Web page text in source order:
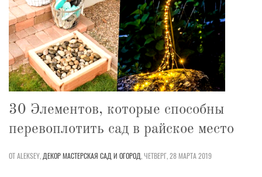
30 Элементов, которые способны
перевоплотить сад в райское место
ОТ ALEKSEY, ДЕКОРМАСТЕРСКАЯ САД И ОГОРОД,ЧЕТВЕРГ, 28 МАРТА 2019